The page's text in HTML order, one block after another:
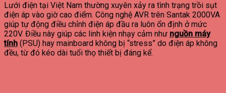
Lưới điện tại Việt Nam thường xuyên xảy ra tình trạng trồi sụt
điện áp vào giờ cao điểm. Công nghệ AVR trên Santak 2000VA
giúp tự động điều chỉnh điện áp đầu ra luôn ổn định ở mức
220V. Điều này giúp các linh kiện nhạy cảm như nguồn máy
tính (PSU) hay mainboard không bị “stress” do điện áp không
đều, từ đó kéo dài tuổi thọ thiết bị đáng kể.